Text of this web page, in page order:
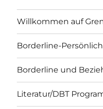
Willkommen auf
Borderline-
Borderline und
Literatur/DBT